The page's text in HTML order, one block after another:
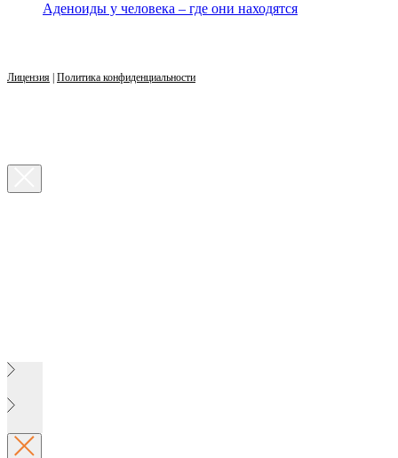
Аденоиды у человека – где они находятся
Лицензия Политика конфиденциальности